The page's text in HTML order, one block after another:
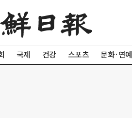
국제 건강 스포츠 문화·연예